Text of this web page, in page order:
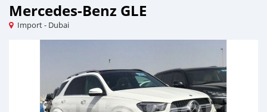
Mercedes-Benz GLE
Import - Dubai